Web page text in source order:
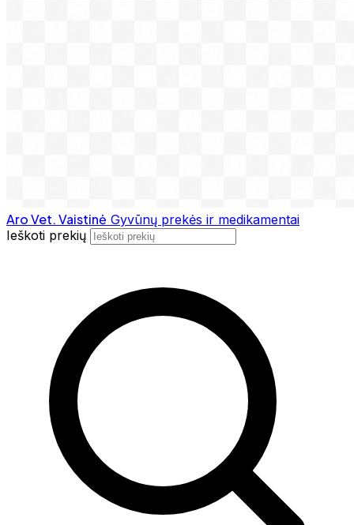
Aro Vet. Vaistinė Gyvūnų prekės ir medikamentai
Ieškoti prekių